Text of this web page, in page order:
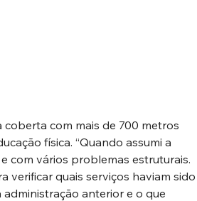
com mais de 700 metros
física. “Quando assumi a
com vários problemas estruturais.
verificar quais serviços haviam sido
anterior e o que